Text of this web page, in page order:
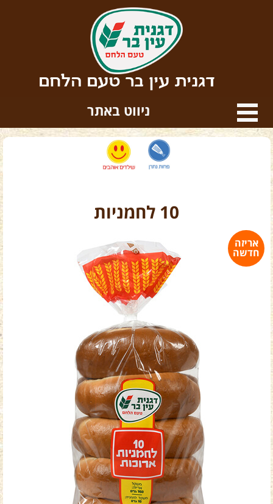
דגנית עין בר טעם הלחם
ניווט באתר
10 לחמניות
אריזה
חדשה